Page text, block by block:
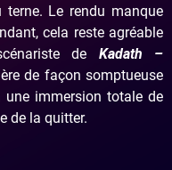
Le rendu manque
cela reste agréable
de Kadath –
de façon somptueuse
immersion totale de
de la quitter.